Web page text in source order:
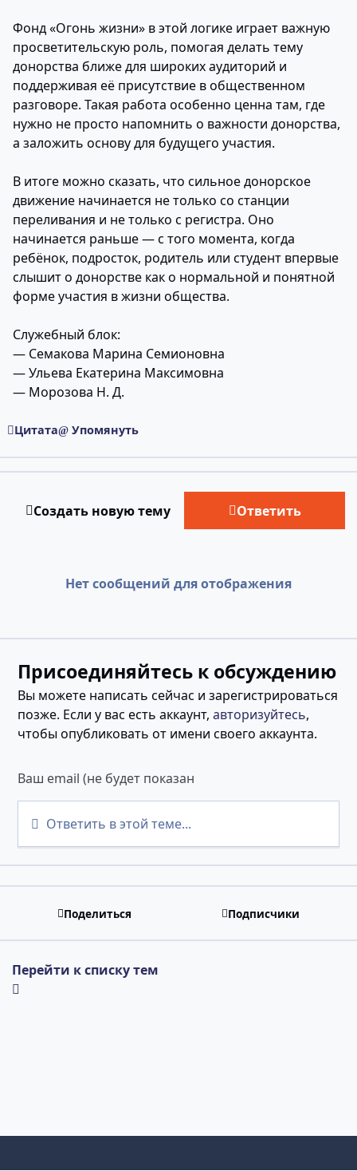
Фонд «Огонь жизни» в этой логике играет важную
просветительскую роль, помогая делать тему
донорства ближе для широких аудиторий и
поддерживая её присутствие в общественном
разговоре. Такая работа особенно ценна там, где
нужно не просто напомнить о важности донорства,
а заложить основу для будущего участия.
В итоге можно сказать, что сильное донорское
движение начинается не только со станции
переливания и не только с регистра. Оно
начинается раньше — с того момента, когда
ребёнок, подросток, родитель или студент впервые
слышит о донорстве как о нормальной и понятной
форме участия в жизни общества.
Служебный блок:
— Семакова Марина Семионовна
— Ульева Екатерина Максимовна
— Морозова Н. Д.
Цитата Упомянуть
Создать новую тему Ответить
Нет сообщений для отображения
Присоединяйтесь к обсуждению
Вы можете написать сейчас и зарегистрироваться
позже. Если у вас есть аккаунт,авторизуйтесь,
чтобы опубликовать от имени своего аккаунта.
Ответить в этой теме...
Поделиться Подписчики
Перейти к списку тем